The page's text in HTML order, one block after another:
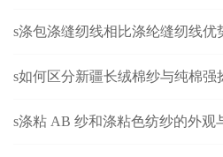
s涤包涤缝纫线相比涤纶缝纫线优
s如何区分新疆长绒棉纱与纯棉强
s涤粘 AB 纱和涤粘色纺纱的外观